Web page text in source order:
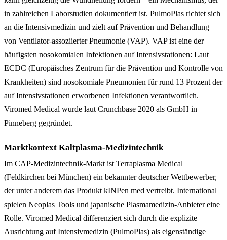
in zahlreichen Laborstudien dokumentiert ist. PulmoPlas richtet sich
an die Intensivmedizin und zielt auf Prävention und Behandlung
von Ventilator-assoziierter Pneumonie (VAP). VAP ist eine der
häufigsten nosokomialen Infektionen auf Intensivstationen: Laut
ECDC (Europäisches Zentrum für die Prävention und Kontrolle von
Krankheiten) sind nosokomiale Pneumonien für rund 13 Prozent der
auf Intensivstationen erworbenen Infektionen verantwortlich.
Viromed Medical wurde laut Crunchbase 2020 als GmbH in
Pinneberg gegründet.
Marktkontext Kaltplasma-Medizintechnik
Im CAP-Medizintechnik-Markt ist Terraplasma Medical
(Feldkirchen bei München) ein bekannter deutscher Wettbewerber,
der unter anderem das Produkt kINPen med vertreibt. International
spielen Neoplas Tools und japanische Plasmamedizin-Anbieter eine
Rolle. Viromed Medical differenziert sich durch die explizite
Ausrichtung auf Intensivmedizin (PulmoPlas) als eigenständige